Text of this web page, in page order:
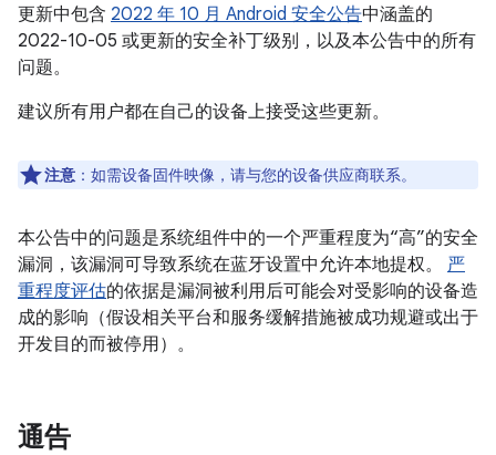
更新中包含 2022 年 10 月 Android 安全公告中涵盖的
2022-10-05 或更新的安全补丁级别，以及本公告中的所有
问题。
建议所有用户都在自己的设备上接受这些更新。
注意 ：如需设备固件映像，请与您的设备供应商联系。
本公告中的问题是系统组件中的一个严重程度为“高”的安全
漏洞，该漏洞可导致系统在蓝牙设置中允许本地提权。 严
重程度评估的依据是漏洞被利用后可能会对受影响的设备造
成的影响（假设相关平台和服务缓解措施被成功规避或出于
开发目的而被停用）。
通告